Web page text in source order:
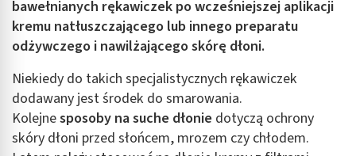
bawełnianych rękawiczek po wcześniejszej aplikacji
kremu natłuszczającego lub innego preparatu
odżywczego i nawilżającego skórę dłoni.
Niekiedy do takich specjalistycznych rękawiczek
dodawany jest środek do smarowania.
Kolejnesposoby na suche dłonie dotyczą ochrony
skóry dłoni przed słońcem, mrozem czy chłodem.